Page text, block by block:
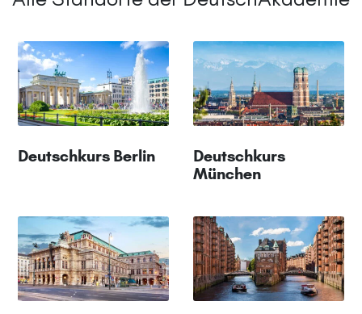
Deutschkurs Berlin
Deutschkurs
München